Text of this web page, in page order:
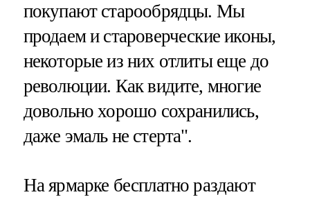
покупают старообрядцы. Мы
продаем и староверческие иконы,
некоторые из них отлиты еще до
революции. Как видите, многие
довольно хорошо сохранились,
даже эмаль не стерта".
На ярмарке бесплатно раздают